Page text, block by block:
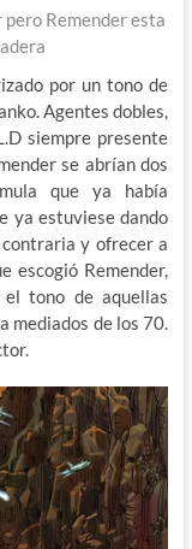
Remender esta
por un tono de
Agentes dobles,
siempre presente
se abrían dos
que ya había
ya estuviese dando
y ofrecer a
escogió Remender,
tono de aquellas
mediados de los 70.